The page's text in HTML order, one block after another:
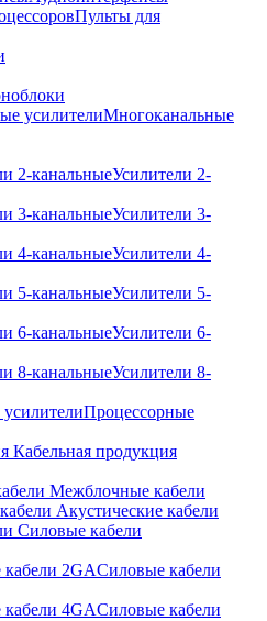
Пульты для
Многоканальные
Усилители 2-
Усилители 3-
Усилители 4-
Усилители 5-
Усилители 6-
Усилители 8-
Процессорные
Кабельная продукция
Межблочные кабели
Акустические кабели
Силовые кабели
Силовые кабели
Силовые кабели